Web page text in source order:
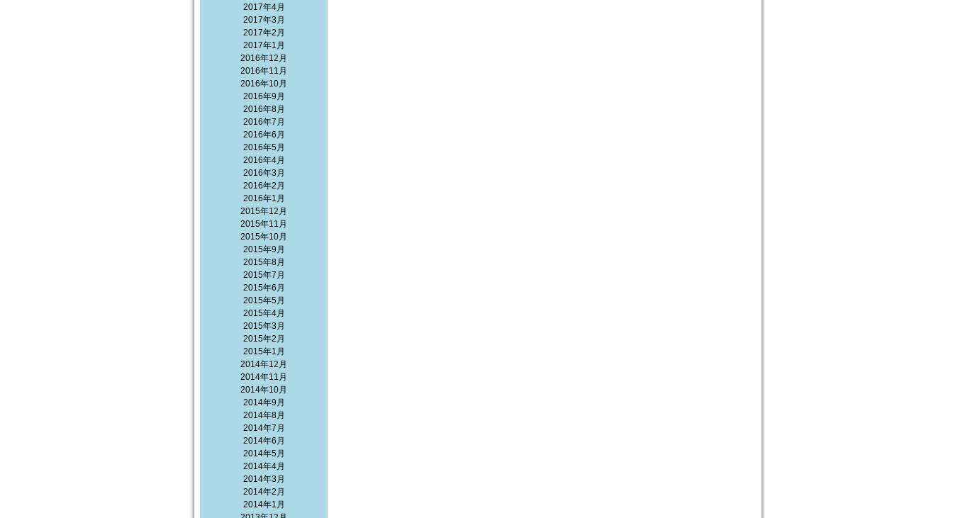
2017年4月
2017年3月
2017年2月
2017年1月
2016年12月
2016年11月
2016年10月
2016年9月
2016年8月
2016年7月
2016年6月
2016年5月
2016年4月
2016年3月
2016年2月
2016年1月
2015年12月
2015年11月
2015年10月
2015年9月
2015年8月
2015年7月
2015年6月
2015年5月
2015年4月
2015年3月
2015年2月
2015年1月
2014年12月
2014年11月
2014年10月
2014年9月
2014年8月
2014年7月
2014年6月
2014年5月
2014年4月
2014年3月
2014年2月
2014年1月